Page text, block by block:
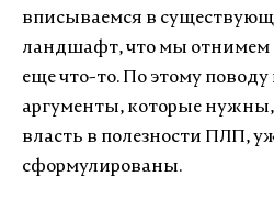
вписываемся в
ландшафт, что мы отнимем
еще что-то. По этому поводу
аргументы, которые
власть в полезности ПЛП,
сформулированы.